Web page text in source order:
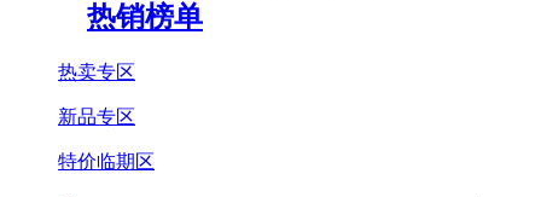
热销榜单
热卖专区
新品专区
特价临期区